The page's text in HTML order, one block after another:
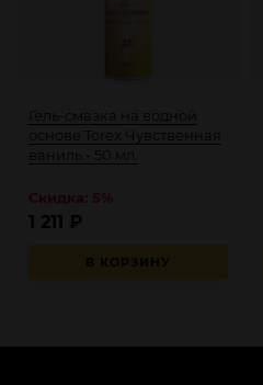
Гель-смазка на водной
основе Torex Чувственная
ваниль - 50 мл.
В КОРЗИНУ
1 211 ₽